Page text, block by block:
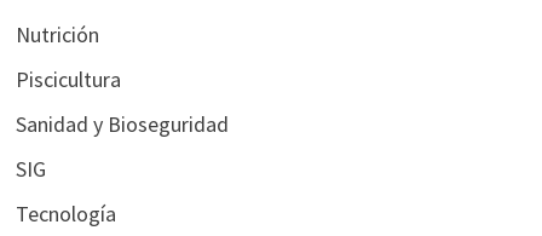
Nutrición
Piscicultura
Sanidad y Bioseguridad
SIG
Tecnología